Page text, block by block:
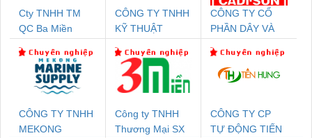
Cty TNHH TM
QC Ba Miền
CÔNG TY TNHH
KỸ THUẬT
NAM
CÔNG TY CỔ
PHẦN DÂY VÀ
THƯỢNG ĐÌNH
CÔNG TY TNHH
MEKONG
Công ty TNHH
Thương Mại SX
CÔNG TY CP
TỰ ĐỘNG TIẾN